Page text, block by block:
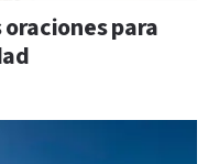
oraciones para